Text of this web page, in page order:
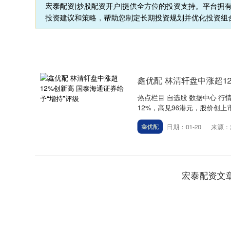
宏泰配资|炒股配资开户|提供全方位的投资支持。平台拥
投资建议和策略，帮助您制定长期投资规划并优化投资组
鑫优配 林清轩盘中涨超
热点栏目 自选股 数据中心 行
12%，高见96港元，股价创上
鑫优配 日期：01-20 来源
宏泰配资文